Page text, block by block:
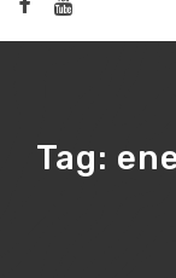
Tag: